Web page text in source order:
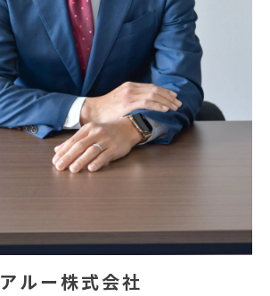
アルー株式会社